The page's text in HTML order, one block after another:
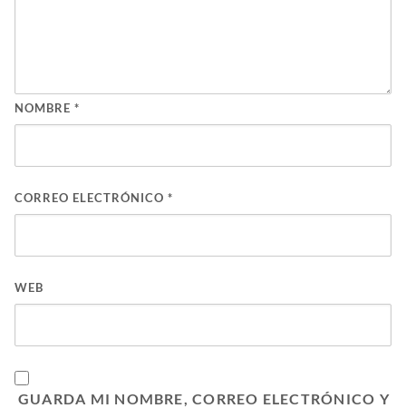
NOMBRE *
CORREO ELECTRÓNICO *
WEB
GUARDA MI NOMBRE, CORREO ELECTRÓNICO Y